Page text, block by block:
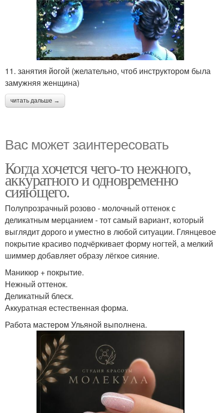
11. занятия йогой (желательно, чтоб инструктором была
замужняя женщина)
читать дальше →
Вас может заинтересовать
Когда хочется чего-то нежного,
аккуратного и одновременно
сияющего.
Полупрозрачный розово - молочный оттенок с
деликатным мерцанием - тот самый вариант, который
выглядит дорого и уместно в любой ситуации. Глянцевое
покрытие красиво подчёркивает форму ногтей, а мелкий
шиммер добавляет образу лёгкое сияние.
Маникюр + покрытие.
Нежный оттенок.
Деликатный блеск.
Аккуратная естественная форма.
Работа мастером Ульяной выполнена.